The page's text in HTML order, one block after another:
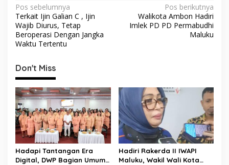
N
a
v
i
g
a
s
i
p
o
s
Pos sebelumnya
Terkait Ijin Galian C , Ijin
Wajib Diurus, Tetap
Beroperasi Dengan Jangka
Waktu Tertentu
Pos berikutnya
Walikota Ambon Hadiri
Imlek PD PD Permabudhi
Maluku
Don't Miss
Hadapi Tantangan Era
Digital, DWP Bagian Umum
Hadiri Rakerda II IWAPI
Maluku, Wakil Wali Kota